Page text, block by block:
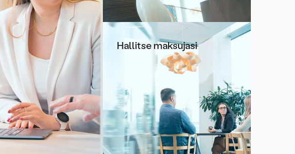
Hallitse maksujasi